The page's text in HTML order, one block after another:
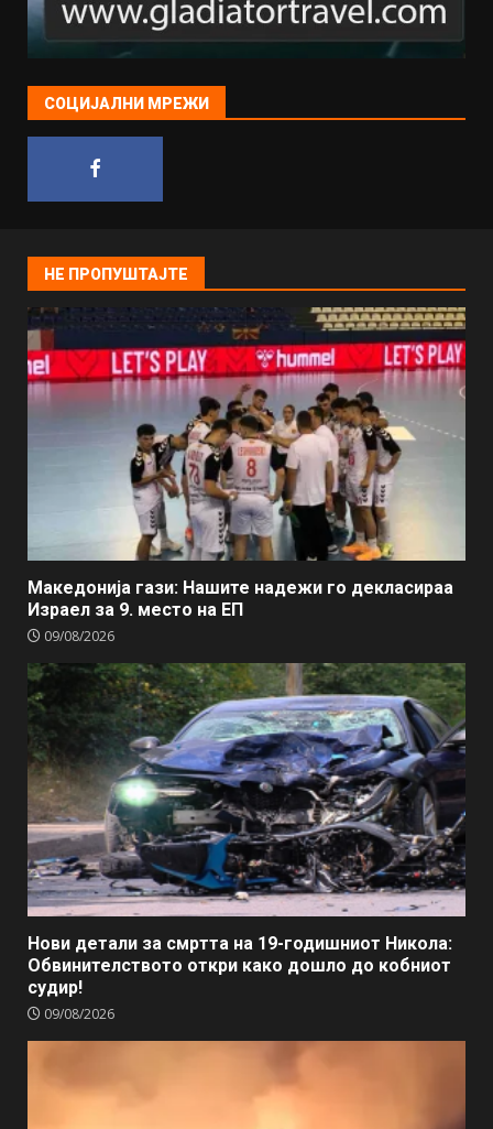
СОЦИЈАЛНИ МРЕЖИ
НЕ ПРОПУШТАЈТЕ
Македонија гази: Нашите надежи го декласираа
Израел за 9. место на ЕП
09/08/2026
Нови детали за смртта на 19-годишниот Никола:
Обвинителството откри како дошло до кобниот
судир!
09/08/2026